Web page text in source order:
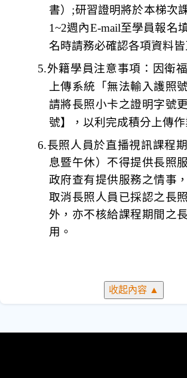
書）;研習證明將於本梯次
1~2週內E-mail至學員報名
名時請務必確認各項資料
5.外籍學員注意事項 ：因衛
上傳系統「無法輸入護照
請將長照小卡之證明字號
號】，以利完成積分上傳作
6.長照人員於直播視訊課程
息暨午休） 不得提供長照
政府查有提供服務之情事
取消長照人員已採認之長
外，亦不核給課程期間之
用。
收起內容 ▲